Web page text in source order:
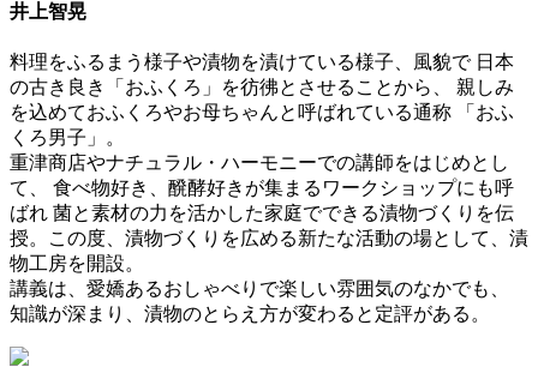
井上智晃
料理をふるまう様子や漬物を漬けている様子、風貌で 日本
の古き良き「おふくろ」を彷彿とさせることから、 親しみ
を込めておふくろやお母ちゃんと呼ばれている通称 「おふ
くろ男子」。
重津商店やナチュラル・ハーモニーでの講師をはじめとし
て、 食べ物好き、醗酵好きが集まるワークショップにも呼
ばれ 菌と素材の力を活かした家庭でできる漬物づくりを伝
授。この度、漬物づくりを広める新たな活動の場として、漬
物工房を開設。
講義は、愛嬌あるおしゃべりで楽しい雰囲気のなかでも、
知識が深まり、漬物のとらえ方が変わると定評がある。